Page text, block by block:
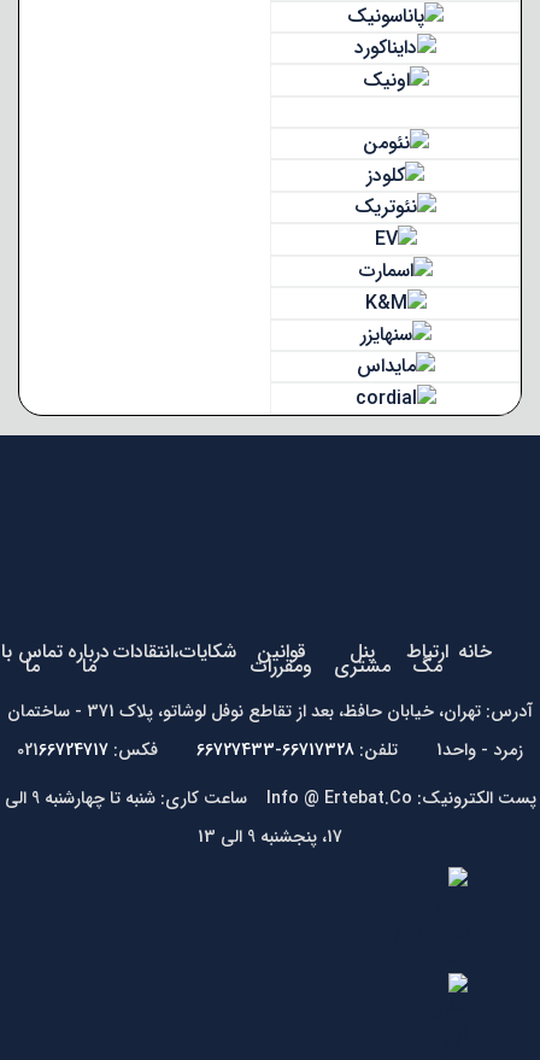
خانه ارتباط
مگ پنل
مشتری قوانین
ومقررات شکایات،انتقاداتدرباره
ما تماس با
ما
آدرس: تهران، خیابان حافظ، بعد از تقاطع نوفل لوشاتو، پلاک 371 - ساختمان
زمرد - واحد1 تلفن:
66717328-66727433 فکس: 021 66724717
پست الکترونیک: Info @ Ertebat.Co ساعت کاری: شنبه تا چهارشنبه 9 الی
17، پنجشنبه 9 الی 13